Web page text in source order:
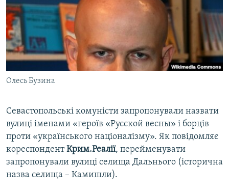
ВІДЕОУРОКИ «ELIFBE»
СВІДЧЕННЯ ОКУПАЦІЇ
УКРАЇНСЬКА ПРОБЛЕМА КРИМУ
Русский
Qırımtatar
Усі сайти RFE/RL
Олесь Бузина
Севастопольські комуністи запропонували назвати
вулиці іменами «героїв «Русской весны» і борців
проти «українського націоналізму». Як повідомляє
кореспондентКрим.Реалії, перейменувати
запропонували вулиці селища Дальнього (історична
назва селища – Камишли).